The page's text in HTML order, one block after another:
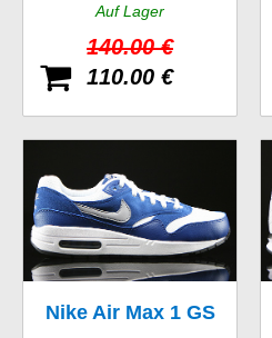
Auf Lager
140.00 €
110.00 €
Nike Air Max 1 GS